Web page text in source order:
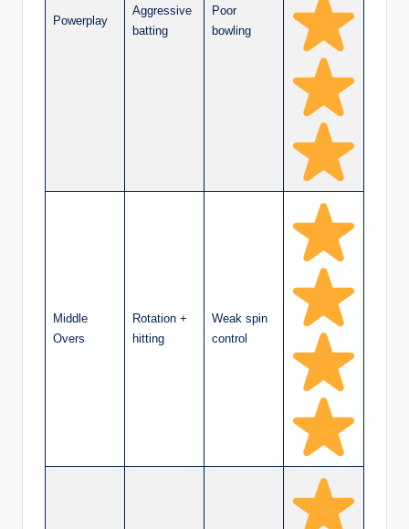
Powerplay
Aggressive
batting
Poor
bowling
Middle
Overs
Rotation +
hitting
Weak spin
control